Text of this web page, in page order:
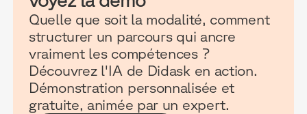
Quelle que soit la modalité, comment
structurer un parcours qui ancre
vraiment les compétences ?
Découvrez l'IA de Didask en action.
Démonstration personnalisée et
gratuite, animée par un expert.